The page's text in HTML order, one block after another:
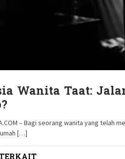
Wanita Taat:
– Bagi seorang wanita yang telah
[…]